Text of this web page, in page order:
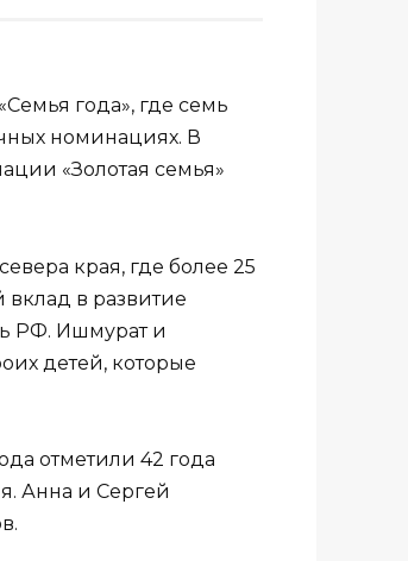
года», где семь
номинациях. В
«Золотая семья»
края, где более 25
в развитие
РФ. Ишмурат и
детей, которые
отметили 42 года
Анна и Сергей